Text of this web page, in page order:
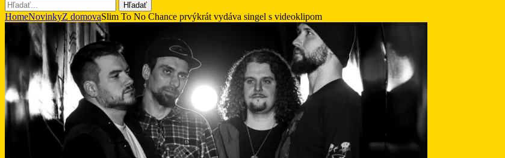
Hľadať
HomeNovinkyZ domovaSlim To No Chance prvýkrát vydáva singel s videoklipom